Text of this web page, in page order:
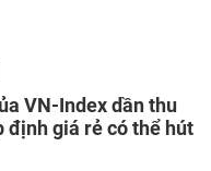
VN-Index dần thu
định giá rẻ có thể hút